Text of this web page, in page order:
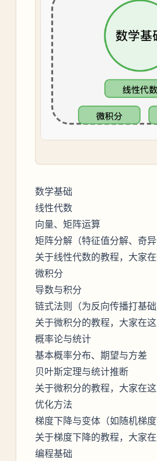
数学基础
线性代数
向量、矩阵运算
矩阵分解（特征值分解、奇异
关于线性代数的教程，大家在
微积分
导数与积分
链式法则（为反向传播打基础
关于微积分的教程，大家在这
概率论与统计
基本概率分布、期望与方差
贝叶斯定理与统计推断
关于微积分的教程，大家在这
优化方法
梯度下降与变体（如随机梯度
关于梯度下降的教程，大家在
编程基础